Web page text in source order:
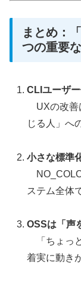
まとめ：
つの重要
CLIユーザ
UXの改善
じる人」へ
小さな標準
ステム全体
OSSは「声
「ちょっ
着実に動き